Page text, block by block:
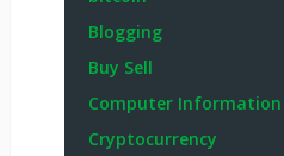
Blogging
Buy Sell
Computer Information
Cryptocurrency